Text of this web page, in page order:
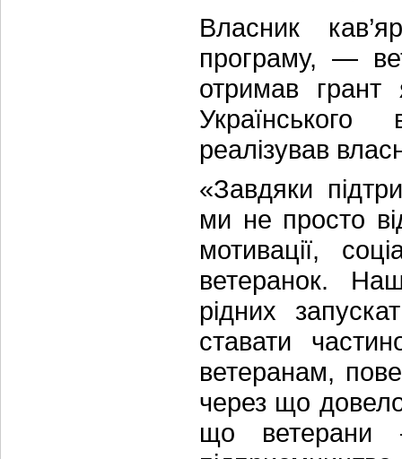
Власник
програму, —
отримав
реалізував
«Завдяки
ми не просто
мотивації,
ветеранок.
рідних
ставати
ветеранам,
через що
що ветерани